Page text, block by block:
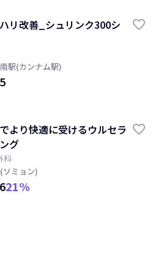
リ改善_シュリンク300シ
駅(カンナム駅)
より快適に受けるウルセラ
グ
科
ソミョン)
21%